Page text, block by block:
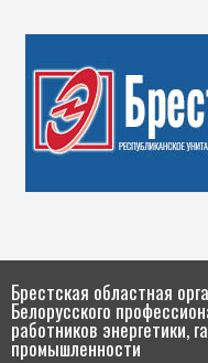
Брестская областная
Белорусского
работников энергетики,
промышленности